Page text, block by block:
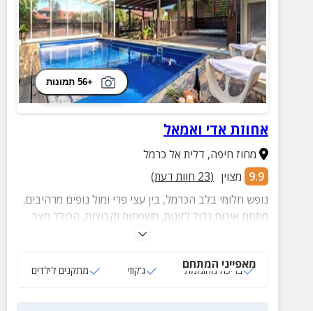
+56 תמונות
אחוזת אדי ואמאל
מחוז חיפה, דלית אל כרמל
9.9 מצוין (
23 חוות דעת)
נופש חלומי בלב הכרמל, בין עצי פרי ומול נופים מרהיבים.
מתחם אירוח גדול לזוגות, משפחות וקבוצות, הכולל חצר
מטופחת עם בריכה מפוארת, ג'קוזי ספא, עמדת מנגל
מאפייני המתחם
בריכה מחוממת ג‘קוזי מתקנים לילדים